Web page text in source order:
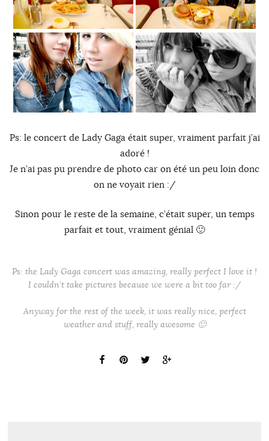
Ps: le concert de Lady Gaga était super, vraiment parfait j’ai
adoré !
Je n’ai pas pu prendre de photo car on été un peu loin donc
on ne voyait rien :/
Sinon pour le reste de la semaine, c’était super, un temps
parfait et tout, vraiment génial 🙂
Ps: the Lady Gaga concert was amazing, really perfect I love it !
I couldn’t take pictures because we were a bit too far :/
Anyway for the rest of the week, it was really nice, perfect
weather and stuff, really awesome 🙂